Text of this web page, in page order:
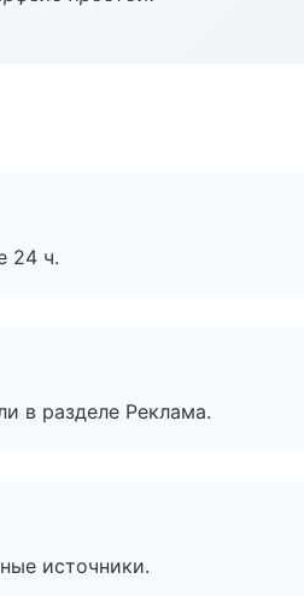
24 ч.
в разделе Реклама.
источники.